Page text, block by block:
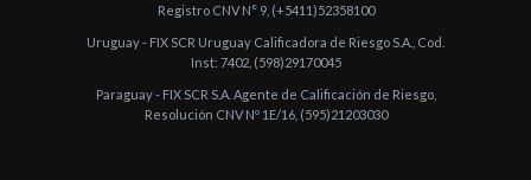
Registro CNV N° 9, (+5411)52358100
Uruguay - FIX SCR Uruguay Calificadora de Riesgo S.A., Cod.
Inst: 7402, (598)29170045
Paraguay - FIX SCR S.A. Agente de Calificación de Riesgo,
Resolución CNV Nº 1E/16, (595)21203030